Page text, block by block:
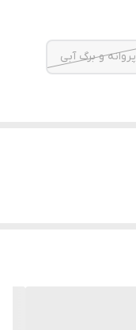
پروانه و برگ آبی